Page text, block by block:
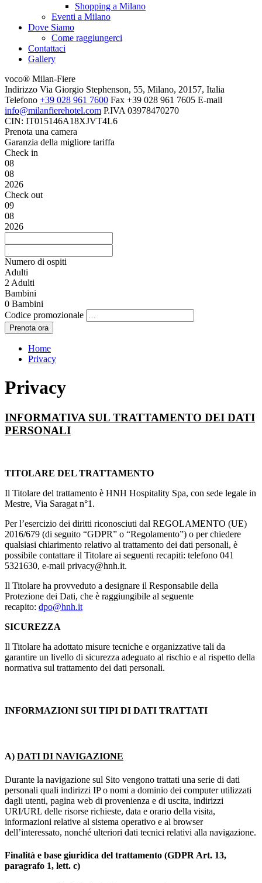
Shopping a Milano
Eventi a Milano
Dove Siamo
Come raggiungerci
Contattaci
Gallery
voco® Milan-Fiere
Indirizzo Via Giorgio Stephenson, 55, Milano, 20157, Italia
Telefono +39 028 961 7600 Fax +39 028 961 7605 E-mail
info@milanfierehotel.com P.IVA 03978470270
CIN: IT015146A18XJVT4L6
Prenota una camera
Garanzia della migliore tariffa
Check in
08
08
2026
Check out
09
08
2026
Numero di ospiti
Adulti
2 Adulti
Bambini
0 Bambini
Codice promozionale
Home
Privacy
Privacy
INFORMATIVA SUL TRATTAMENTO DEI DATI
PERSONALI
TITOLARE DEL TRATTAMENTO
Il Titolare del trattamento è HNH Hospitality Spa, con sede legale in
Mestre, Via Saragat n°1.
Per l’esercizio dei diritti riconosciuti dal REGOLAMENTO (UE)
2016/679 (di seguito “GDPR” o “Regolamento”) o per chiedere
qualsiasi chiarimento relativo al trattamento dei dati personali, è
possibile contattare il Titolare ai seguenti recapiti: telefono 041
5321630, e-mail privacy@hnh.it.
Il Titolare ha provveduto a designare il Responsabile della
Protezione dei Dati, che è raggiungibile al seguente
recapito: dpo@hnh.it
SICUREZZA
Il Titolare ha adottato misure tecniche e organizzative tali da
garantire un livello di sicurezza adeguato al rischio e al rispetto della
normativa sul trattamento dei dati personali.
INFORMAZIONI SUI TIPI DI DATI TRATTATI
A) DATI DI NAVIGAZIONE
Durante la navigazione sul Sito vengono trattati una serie di dati
personali quali indirizzi IP o nomi a dominio dei computer utilizzati
dagli utenti, pagina web di provenienza e di uscita, indirizzi
URI/URL delle risorse richieste, data e orario della visita,
informazioni relative al sistema operativo e al browser
dell’interessato, nonché ulteriori dati tecnici relativi alla navigazione.
Finalità e base giuridica del trattamento (GDPR Art. 13,
paragrafo 1, lett. c)